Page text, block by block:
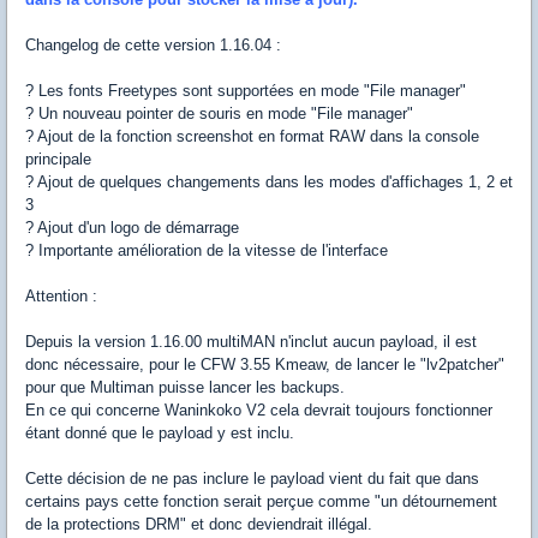
Changelog de cette version 1.16.04 :
? Les fonts Freetypes sont supportées en mode "File manager"
? Un nouveau pointer de souris en mode "File manager"
? Ajout de la fonction screenshot en format RAW dans la console
principale
? Ajout de quelques changements dans les modes d'affichages 1, 2 et
3
? Ajout d'un logo de démarrage
? Importante amélioration de la vitesse de l'interface
Attention :
Depuis la version 1.16.00 multiMAN n'inclut aucun payload, il est
donc nécessaire, pour le CFW 3.55 Kmeaw, de lancer le "lv2patcher"
pour que Multiman puisse lancer les backups.
En ce qui concerne Waninkoko V2 cela devrait toujours fonctionner
étant donné que le payload y est inclu.
Cette décision de ne pas inclure le payload vient du fait que dans
certains pays cette fonction serait perçue comme "un détournement
de la protections DRM" et donc deviendrait illégal.